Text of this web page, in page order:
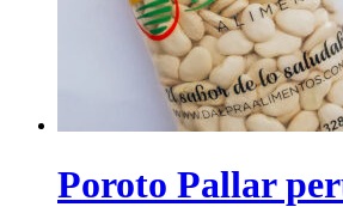
Poroto Pallar